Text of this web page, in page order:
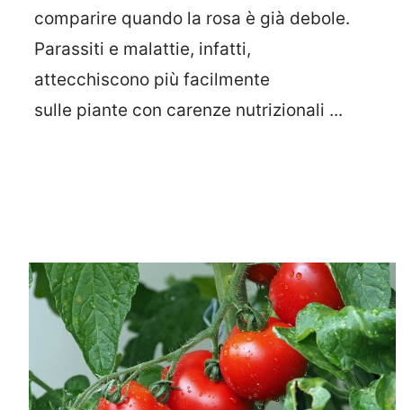
comparire quando la rosa è già debole.
Parassiti e malattie, infatti,
attecchiscono più facilmente
sulle piante con carenze nutrizionali ...